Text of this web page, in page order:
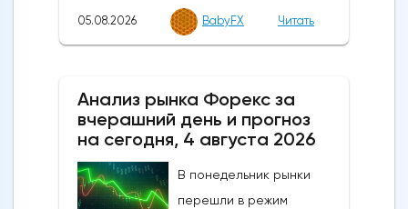
05.08.2026 BabyFX Читать
Анализ рынка Форекс за
вчерашний день и прогноз
на сегодня, 4 августа 2026
В понедельник рынки
перешли в режим